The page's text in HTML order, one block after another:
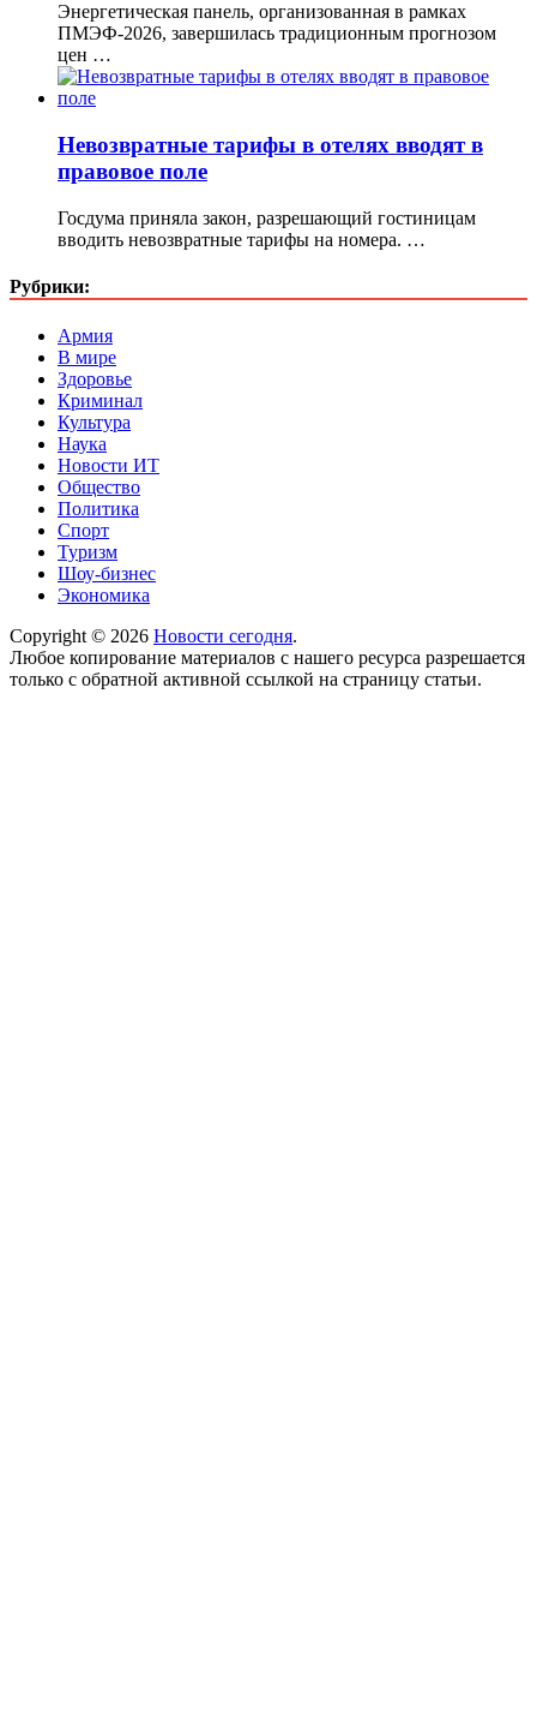
Энергетическая панель, организованная в рамках
ПМЭФ-2026, завершилась традиционным прогнозом
цен …
Невозвратные тарифы в отелях вводят в
правовое поле
Госдума приняла закон, разрешающий гостиницам
вводить невозвратные тарифы на номера. …
Рубрики:
Армия
В мире
Здоровье
Криминал
Культура
Наука
Новости ИТ
Общество
Политика
Спорт
Туризм
Шоу-бизнес
Экономика
Copyright © 2026 Новости сегодня.
Любое копирование материалов с нашего ресурса разрешается
только с обратной активной ссылкой на страницу статьи.